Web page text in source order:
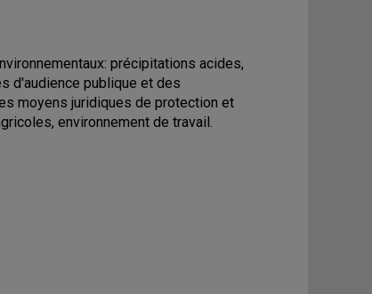
précipitations acides,
d'audience publique et des
moyens juridiques de protection et
environnement de travail.